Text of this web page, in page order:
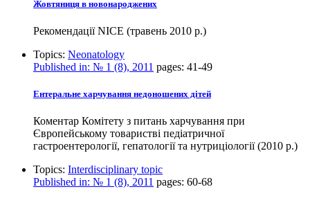
Жовтяниця в новонароджених
Рекомендації NICE (травень 2010 р.)
Topics: Neonatology
Published in: № 1 (8), 2011 pages: 41-49
Ентеральне харчування недоношених дітей
Коментар Комітету з питань харчування при
Європейському товаристві педіатричної
гастроентерології, гепатології та нутриціології (2010 р.)
Topics: Interdisciplinary topic
Published in: № 1 (8), 2011 pages: 60-68